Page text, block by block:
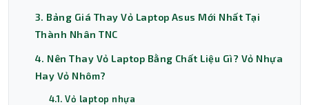
3. Bảng Giá Thay Vỏ Laptop Asus Mới Nhất Tại
Thành Nhân TNC
4. Nên Thay Vỏ Laptop Bằng Chất Liệu Gì? Vỏ Nhựa
Hay Vỏ Nhôm?
4.1. Vỏ laptop nhựa